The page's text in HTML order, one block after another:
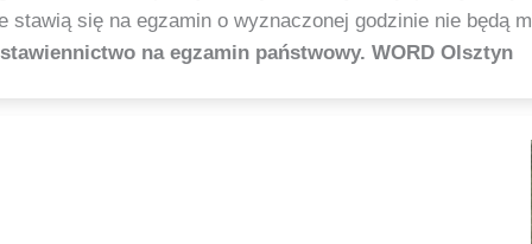
stawią się na egzamin o wyznaczonej godzinie nie będą
na egzamin państwowy. WORD Olsztyn